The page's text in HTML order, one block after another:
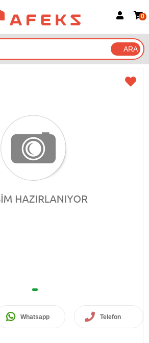
Google İle Bağlan
0
Whatsapp Telefon